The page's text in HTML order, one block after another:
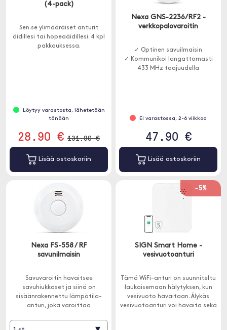
(4-pack)
Sen.se ylimääräiset anturit
äidillesi tai hopeaäidillesi. 4 kpl
pakkauksessa.
Löytyy varastosta, lähetetään
tänään
28.90 € 131.90 €
Lisää ostoskoriin
Nexa GNS-2236/RF2 -
verkkopalovaroitin
✓ Optinen savuilmaisin
✓ Kommunikoi langattomasti
433 MHz taajuudella
Ei varastossa, 2-6 viikkoa
47.90 €
Lisää ostoskoriin
Nexa FS-558 / RF
savunilmaisin
Savuvaroitin havaitsee
savuhiukkaset ja siinä on
sisäänrakennettu lämpötila-
anturi, joka varoittaa
-5%
SIGN Smart Home -
vesivuotoanturi
Tämä WiFi-anturi on suunniteltu
laukaisemaan hälytyksen, kun
vesivuoto havaitaan. Älykäs
vesivuotoanturi voi havaita sekä